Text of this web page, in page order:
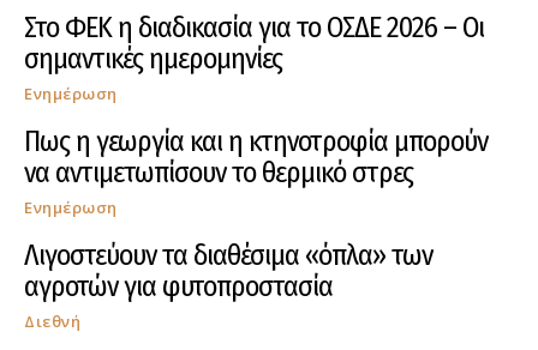
Στο ΦΕΚ η διαδικασία για το ΟΣΔΕ 2026 – Οι
σημαντικές ημερομηνίες
Ενημέρωση
Πως η γεωργία και η κτηνοτροφία μπορούν
να αντιμετωπίσουν το θερμικό στρες
Ενημέρωση
Λιγοστεύουν τα διαθέσιμα «όπλα» των
αγροτών για φυτοπροστασία
Διεθνή